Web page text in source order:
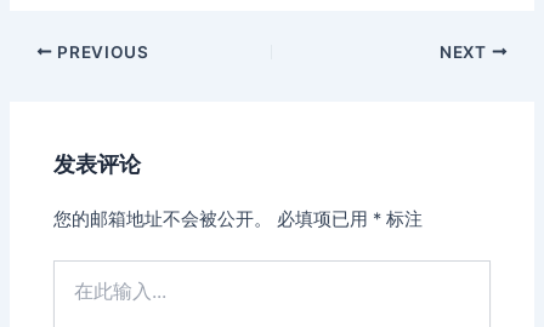
Post
PREVIOUS NEXT
发表评论
您的邮箱地址不会被公开。 必填项已用 * 标注